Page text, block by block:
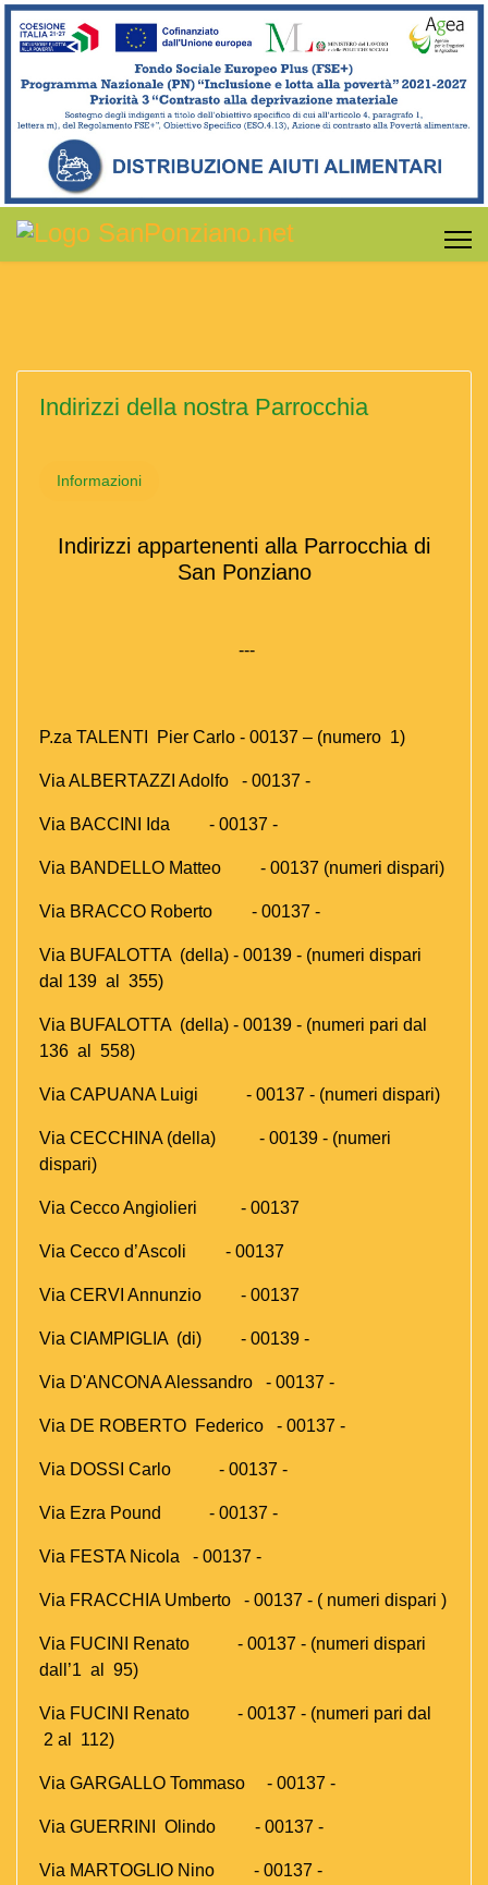
Indirizzi della nostra Parrocchia
Informazioni
Indirizzi appartenenti alla Parrocchia di
San Ponziano
---
P.za TALENTI Pier Carlo - 00137 – (numero 1)
Via ALBERTAZZI Adolfo - 00137 -
Via BACCINI Ida - 00137 -
Via BANDELLO Matteo - 00137 (numeri dispari)
Via BRACCO Roberto - 00137 -
Via BUFALOTTA (della) - 00139 - (numeri dispari
dal 139 al 355)
Via BUFALOTTA (della) - 00139 - (numeri pari dal
136 al 558)
Via CAPUANA Luigi - 00137 - (numeri dispari)
Via CECCHINA (della) - 00139 - (numeri
dispari)
Via Cecco Angiolieri - 00137
Via Cecco d’Ascoli - 00137
Via CERVI Annunzio - 00137
Via CIAMPIGLIA (di) - 00139 -
Via D'ANCONA Alessandro - 00137 -
Via DE ROBERTO Federico - 00137 -
Via DOSSI Carlo - 00137 -
Via Ezra Pound - 00137 -
Via FESTA Nicola - 00137 -
Via FRACCHIA Umberto - 00137 - ( numeri dispari )
Via FUCINI Renato - 00137 - (numeri dispari
dall’1 al 95)
Via FUCINI Renato - 00137 - (numeri pari dal
2 al 112)
Via GARGALLO Tommaso - 00137 -
Via GUERRINI Olindo - 00137 -
Via MARTOGLIO Nino - 00137 -